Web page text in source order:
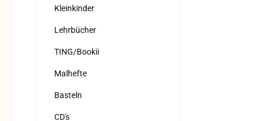
Kleinkinder
Lehrbücher
TING/Bookii
Malhefte
Basteln
CD's